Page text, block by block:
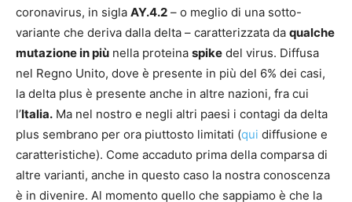
coronavirus, in sigla AY.4.2 – o meglio di una sotto-
variante che deriva dalla delta – caratterizzata da qualche
mutazione in più nella proteina spike del virus. Diffusa
nel Regno Unito, dove è presente in più del 6% dei casi,
la delta plus è presente anche in altre nazioni, fra cui
l’Italia. Ma nel nostro e negli altri paesi i contagi da delta
plus sembrano per ora piuttosto limitati (qui diffusione e
caratteristiche). Come accaduto prima della comparsa di
altre varianti, anche in questo caso la nostra conoscenza
è in divenire. Al momento quello che sappiamo è che la